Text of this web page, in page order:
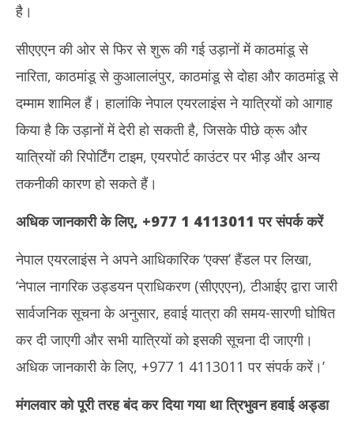
है।
सीएएएन की ओर से फिर से शुरू की गई उड़ानों में काठमांडू से
नारिता, काठमांडू से कुआलालंपुर, काठमांडू से दोहा और काठमांडू से
दम्माम शामिल हैं। हालांकि नेपाल एयरलाइंस ने यात्रियों को आगाह
किया है कि उड़ानों में देरी हो सकती है, जिसके पीछे क्रू और
यात्रियों की रिपोर्टिंग टाइम, एयरपोर्ट काउंटर पर भीड़ और अन्य
तकनीकी कारण हो सकते हैं।
अधिक जानकारी के लिए, +977 1 4113011 पर संपर्क करें
नेपाल एयरलाइंस ने अपने आधिकारिक ‘एक्स’ हैंडल पर लिखा,
‘नेपाल नागरिक उड्डयन प्राधिकरण (सीएएएन), टीआईए द्वारा जारी
सार्वजनिक सूचना के अनुसार, हवाई यात्रा की समय-सारणी घोषित
कर दी जाएगी और सभी यात्रियों को इसकी सूचना दी जाएगी।
अधिक जानकारी के लिए, +977 1 4113011 पर संपर्क करें।’
मंगलवार को पूरी तरह बंद कर दिया गया था त्रिभुवन हवाई अड्डा